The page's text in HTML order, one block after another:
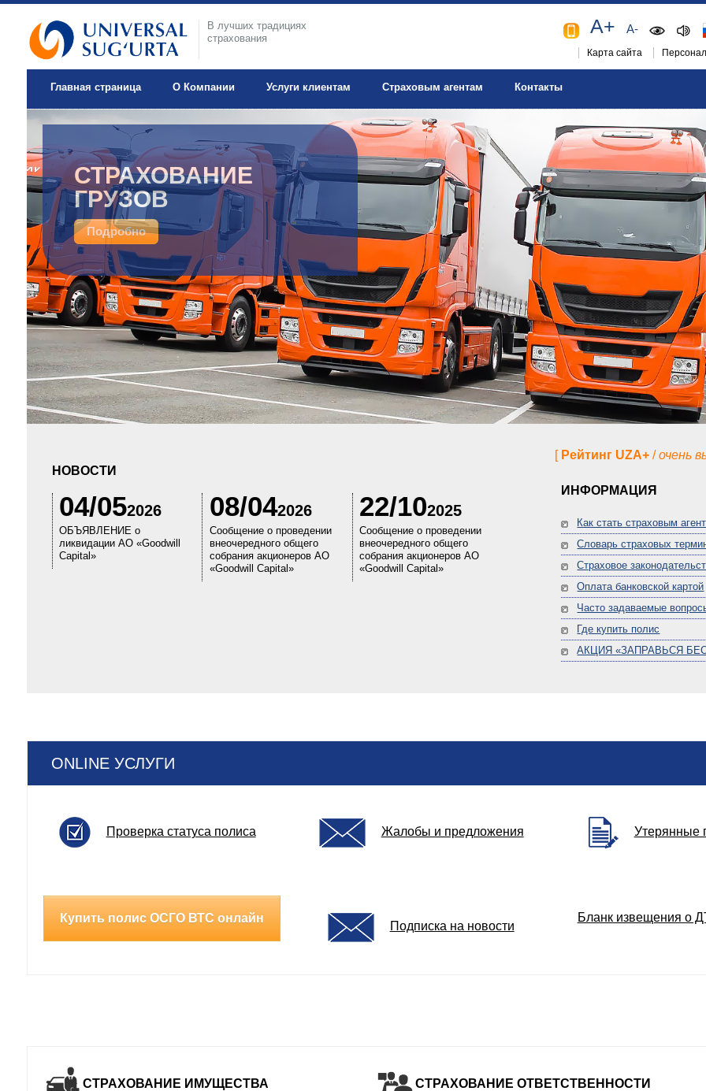
В лучших традициях
страхования
A+ A-
Карта сайта
Главная страница О Компании Услуги клиентам Страховым агентам Контакты
ДОБРОВОЛЬНОЕ
МЕДИЦИНСКОЕ
СТРАХОВАНИЕ
Подробно
СТРАХОВАНИЕ
ГРУЗОВ
Подробно
НОВОСТИ
04/052026
ОБЪЯВЛЕНИЕ о
ликвидации АО «Goodwill
Capital»
08/042026
Сообщение о проведении
внеочередного общего
собрания акционеров АО
«Goodwill Capital»
22/102025
Сообщение о проведении
внеочередного общего
собрания акционеров АО
«Goodwill Capital»
[Рейтинг UZA+ /очень
ИНФОРМАЦИЯ
Как стать страховым
Словарь страховых
Страховое
Оплата банковской картой
Часто задаваемые
Где купить полис
АКЦИЯ «ЗАПРАВЬСЯ
ONLINE УСЛУГИ
Проверка статуса полиса Жалобы и предложения Утерянные
Купить полис ОСГО ВТС онлайн
Подписка на новости
Бланк извещения о
СТРАХОВАНИЕ ИМУЩЕСТВА СТРАХОВАНИЕ ОТВЕТСТВЕННОСТИ